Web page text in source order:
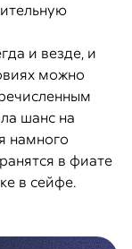
и везде, и
можно
шанс на
намного
в фиате
в сейфе.